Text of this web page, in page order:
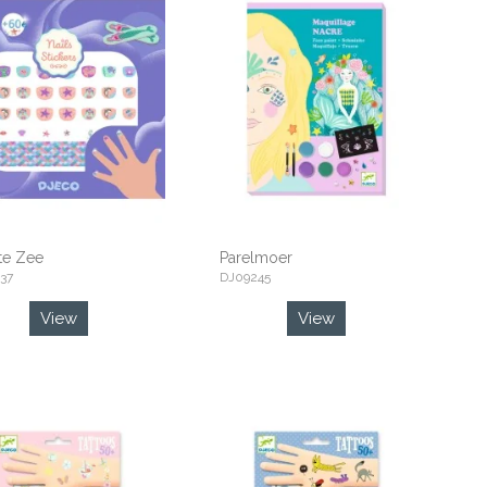
Zee
View
Parelmoer
DJ09245
View